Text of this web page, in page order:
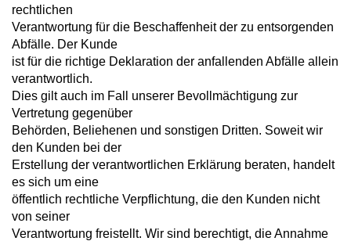
rechtlichen
Verantwortung für die Beschaffenheit der zu entsorgenden
Abfälle. Der Kunde
ist für die richtige Deklaration der anfallenden Abfälle allein
verantwortlich.
Dies gilt auch im Fall unserer Bevollmächtigung zur
Vertretung gegenüber
Behörden, Beliehenen und sonstigen Dritten. Soweit wir
den Kunden bei der
Erstellung der verantwortlichen Erklärung beraten, handelt
es sich um eine
öffentlich rechtliche Verpflichtung, die den Kunden nicht
von seiner
Verantwortung freistellt. Wir sind berechtigt, die Annahme